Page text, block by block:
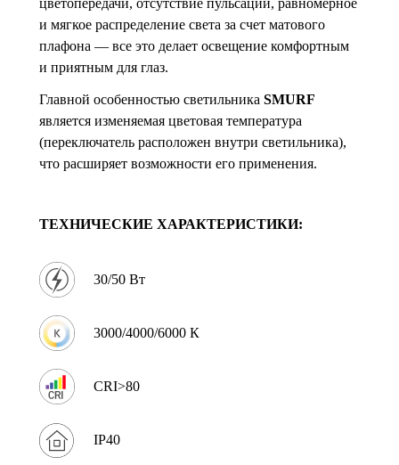
цветопередачи, отсутствие пульсаций, равномерное
и мягкое распределение света за счет матового
плафона — все это делает освещение комфортным
и приятным для глаз.
Главной особенностью светильника SMURF
является изменяемая цветовая температура
(переключатель расположен внутри светильника),
что расширяет возможности его применения.
ТЕХНИЧЕСКИЕ ХАРАКТЕРИСТИКИ:
30/50 Вт
3000/4000/6000 К
CRI>80
IP40